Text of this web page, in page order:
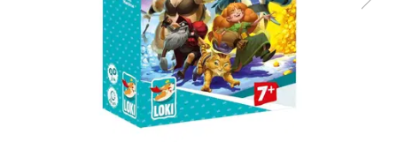
Jocuri pentru 2 persoane
Game cunoscute